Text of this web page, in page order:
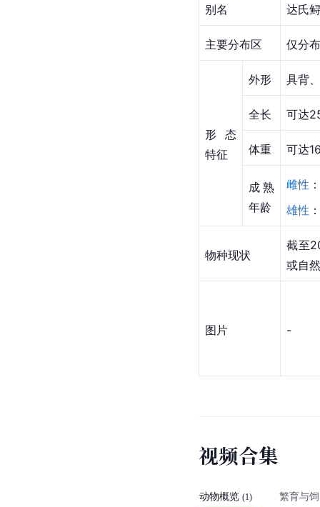
别名 达氏
主要分布区 仅分
形态
特征
外形 具背
全长 可达
体重 可达
成熟
年龄
雌性
雄性
物种现状
截至
或自然
图片 -
视频合集
动物概览 (1) 繁育与